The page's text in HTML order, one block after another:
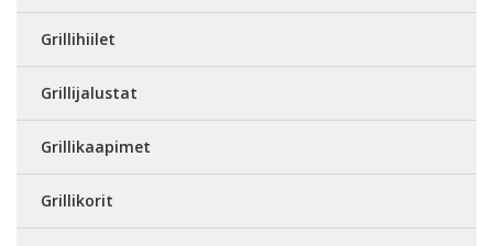
Grillihiilet
Grillijalustat
Grillikaapimet
Grillikorit